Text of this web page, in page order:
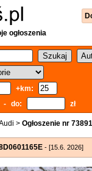
ogłoszenia
+km:
- do: zł
> Ogłoszenie nr
- [15.6. 2026]